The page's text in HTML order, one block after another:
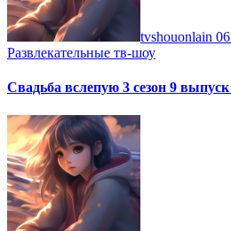
tvshouonlain
Развлекательные тв-шоу
Свадьба вслепую 3 сезон 9 выпуск